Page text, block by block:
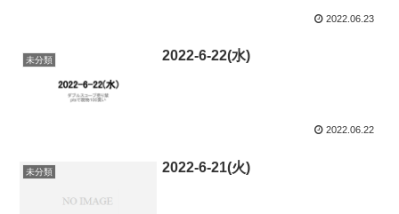
2022.06.23
未分類 2022-6-22(水)
2022.06.22
未分類 2022-6-21(火)